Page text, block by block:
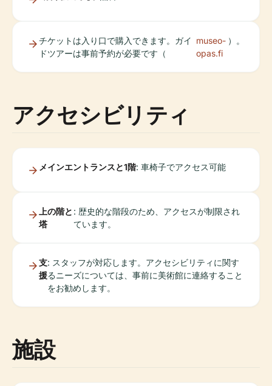
チケットは入り口で購入できます。ガイ
ドツアーは事前予約が必要です（
museo-
opas.fi
）。
アクセシビリティ
メインエントランスと1階: 車椅子でアクセス可能
上の階と
塔
: 歴史的な階段のため、アクセスが制限され
ています。
支
援
: スタッフが対応します。アクセシビリティに関す
るニーズについては、事前に美術館に連絡すること
をお勧めします。
施設